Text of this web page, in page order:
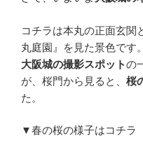
コチラは本丸の正面玄関
丸庭園』を見た景色です
大阪城の撮影スポットの
が、桜門から見ると、 桜
た。
▼春の桜の様子はコチラ